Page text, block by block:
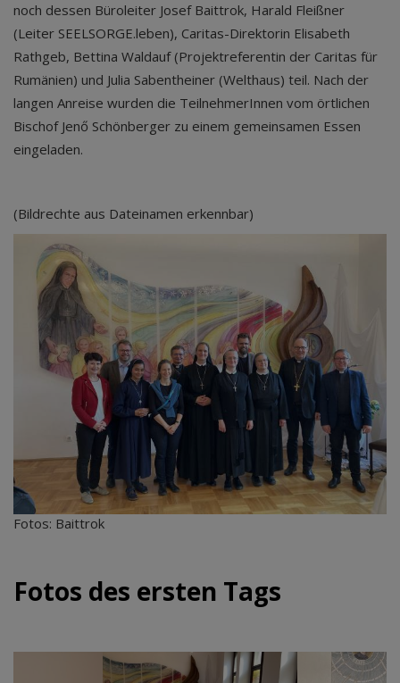
noch dessen Büroleiter Josef Baittrok, Harald Fleißner
(Leiter SEELSORGE.leben), Caritas-Direktorin Elisabeth
Rathgeb, Bettina Waldauf (Projektreferentin der Caritas für
Rumänien) und Julia Sabentheiner (Welthaus) teil. Nach der
langen Anreise wurden die TeilnehmerInnen vom örtlichen
Bischof Jenő Schönberger zu einem gemeinsamen Essen
eingeladen.
(Bildrechte aus Dateinamen erkennbar)
Fotos: Baittrok
Fotos des ersten Tags